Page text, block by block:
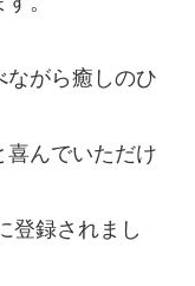
がら癒しのひ
んでいただけ
登録されまし